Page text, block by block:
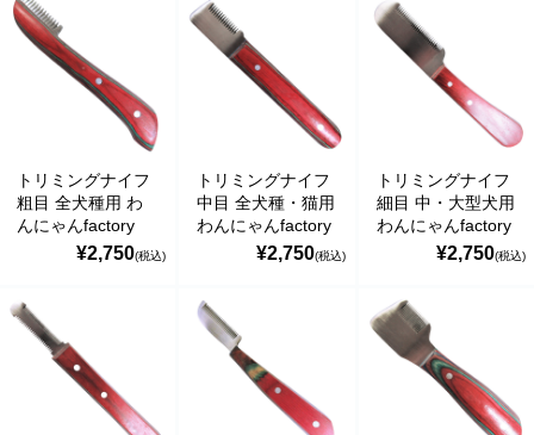
トリミングナイフ
粗目 全犬種用 わ
んにゃんfactory
¥2,750(税込)
トリミングナイフ
中目 全犬種・猫用
わんにゃんfactory
¥2,750(税込)
トリミングナイフ
細目 中・大型犬用
わんにゃんfactory
¥2,750(税込)